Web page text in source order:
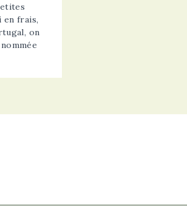
en frais,
on